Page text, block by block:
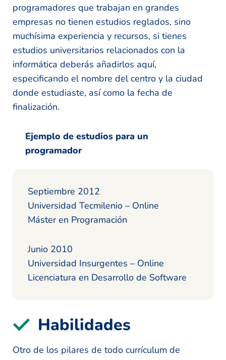
programadores que trabajan en grandes
empresas no tienen estudios reglados, sino
muchísima experiencia y recursos, si tienes
estudios universitarios relacionados con la
informática deberás añadirlos aquí,
especificando el nombre del centro y la ciudad
donde estudiaste, así como la fecha de
finalización.
Ejemplo de estudios para un
programador
Septiembre 2012
Universidad Tecmilenio – Online
Máster en Programación
Junio 2010
Universidad Insurgentes – Online
Licenciatura en Desarrollo de Software
Habilidades
Otro de los pilares de todo currículum de